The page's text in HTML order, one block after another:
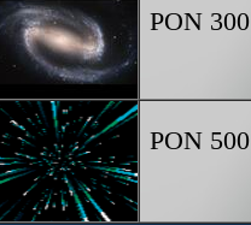
PON 300
PON 500